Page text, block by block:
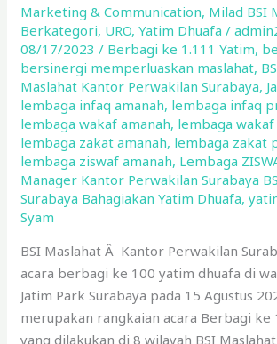
Marketing & Communication, Milad BSI
Berkategori, URO,Yatim Dhuafa /
08/17/2023/ Berbagi ke 1.111 Yatim,
bersinergi memperluaskan maslahat,
Maslahat Kantor Perwakilan Surabaya,
lembaga infaq amanah, lembaga infaq
lembaga wakaf amanah, lembaga
lembaga zakat amanah, lembaga zakat
lembaga ziswaf amanah, Lembaga
Manager Kantor Perwakilan Surabaya
Surabaya Bahagiakan Yatim Dhuafa,
Syam
BSI Maslahat Â Kantor Perwakilan
acara berbagi ke 100 yatim dhuafa di
Jatim Park Surabaya pada 15 Agustus
merupakan rangkaian acara Berbagi ke
yang dilakukan di 8 wilayah BSI
Surabaya
Membahagiakan
Yatim
Dhuafa
di
Jatim
Park